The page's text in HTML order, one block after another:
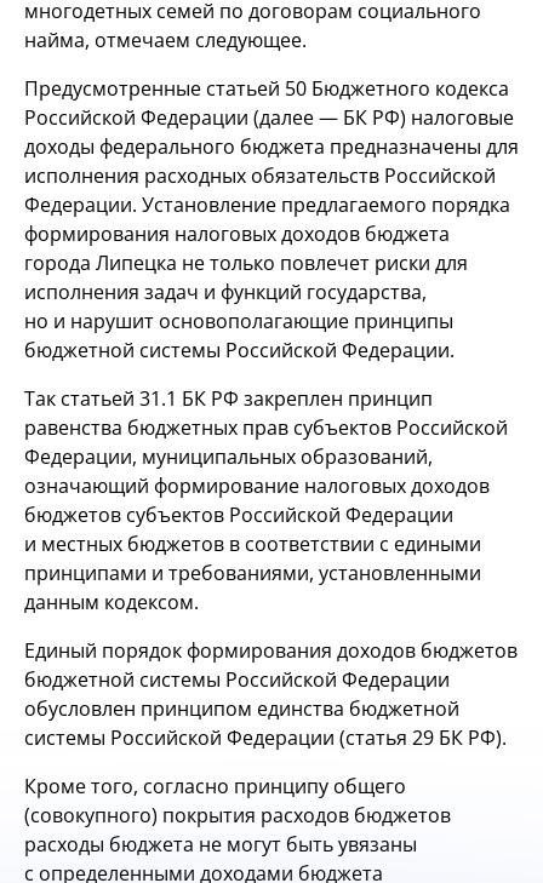
многодетных семей по договорам социального
найма, отмечаем следующее.
Предусмотренные статьей 50 Бюджетного кодекса
Российской Федерации (далее — БК РФ) налоговые
доходы федерального бюджета предназначены для
исполнения расходных обязательств Российской
Федерации. Установление предлагаемого порядка
формирования налоговых доходов бюджета
города Липецка не только повлечет риски для
исполнения задач и функций государства,
но и нарушит основополагающие принципы
бюджетной системы Российской Федерации.
Так статьей 31.1 БК РФ закреплен принцип
равенства бюджетных прав субъектов Российской
Федерации, муниципальных образований,
означающий формирование налоговых доходов
бюджетов субъектов Российской Федерации
и местных бюджетов в соответствии с едиными
принципами и требованиями, установленными
данным кодексом.
Единый порядок формирования доходов бюджетов
бюджетной системы Российской Федерации
обусловлен принципом единства бюджетной
системы Российской Федерации (статья 29 БК РФ).
Кроме того, согласно принципу общего
(совокупного) покрытия расходов бюджетов
расходы бюджета не могут быть увязаны
с определенными доходами бюджета